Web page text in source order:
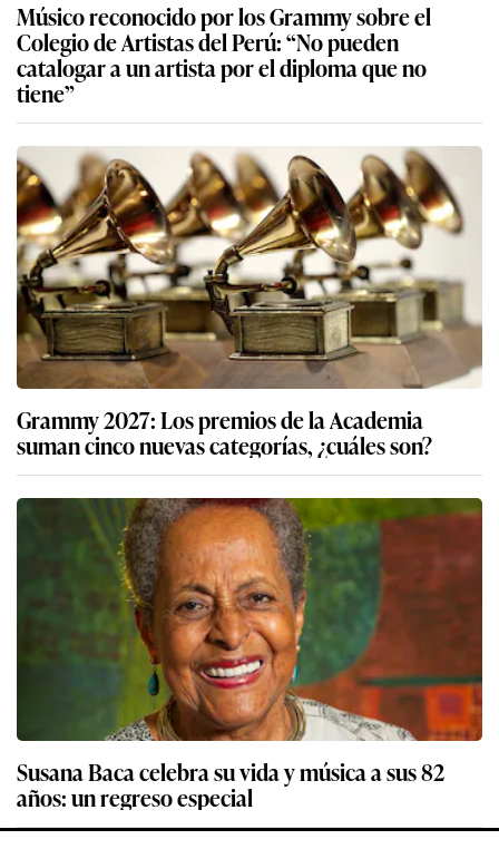
Músico reconocido por los Grammy sobre el
Colegio de Artistas del Perú: “No pueden
catalogar a un artista por el diploma que no
tiene”
Grammy 2027: Los premios de la Academia
suman cinco nuevas categorías, ¿cuáles son?
Susana Baca celebra su vida y música a sus 82
años: un regreso especial